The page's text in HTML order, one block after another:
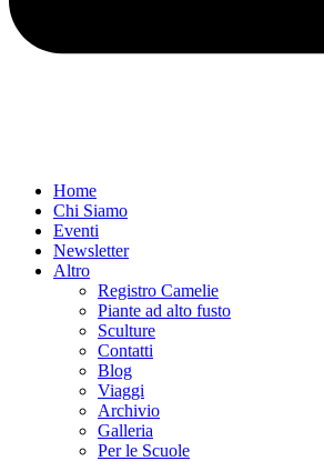
Home
Chi Siamo
Eventi
Newsletter
Altro
Registro Camelie
Piante ad alto fusto
Sculture
Contatti
Blog
Viaggi
Archivio
Galleria
Per le Scuole